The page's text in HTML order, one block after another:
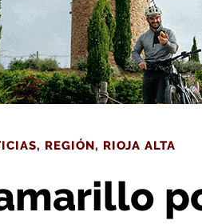
: Aviso amarillo por lluvias y
, REGIÓN, RIOJA ALTA